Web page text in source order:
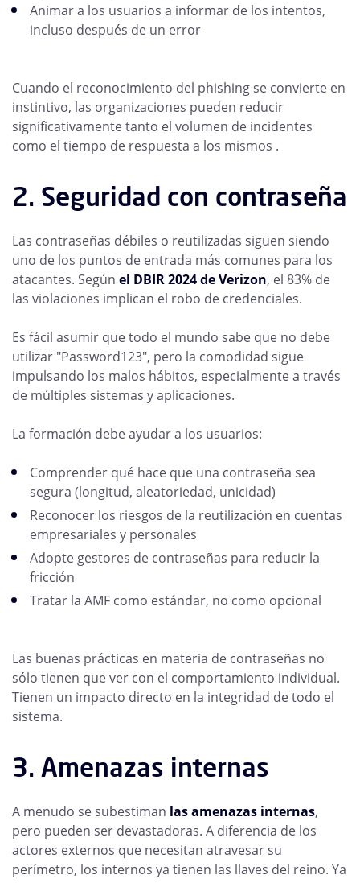
Animar a los usuarios a informar de los intentos,
incluso después de un error
Cuando el reconocimiento del phishing se convierte en
instintivo, las organizaciones pueden reducir
significativamente tanto el volumen de incidentes
como el tiempo de respuesta a los mismos .
2. Seguridad con contraseña
Las contraseñas débiles o reutilizadas siguen siendo
uno de los puntos de entrada más comunes para los
atacantes. Según el DBIR 2024 de Verizon, el 83% de
las violaciones implican el robo de credenciales.
Es fácil asumir que todo el mundo sabe que no debe
utilizar "Password123", pero la comodidad sigue
impulsando los malos hábitos, especialmente a través
de múltiples sistemas y aplicaciones.
La formación debe ayudar a los usuarios:
Comprender qué hace que una contraseña sea
segura (longitud, aleatoriedad, unicidad)
Reconocer los riesgos de la reutilización en cuentas
empresariales y personales
Adopte gestores de contraseñas para reducir la
fricción
Tratar la AMF como estándar, no como opcional
Las buenas prácticas en materia de contraseñas no
sólo tienen que ver con el comportamiento individual.
Tienen un impacto directo en la integridad de todo el
sistema.
3. Amenazas internas
A menudo se subestiman las amenazas internas,
pero pueden ser devastadoras. A diferencia de los
actores externos que necesitan atravesar su
perímetro, los internos ya tienen las llaves del reino. Ya